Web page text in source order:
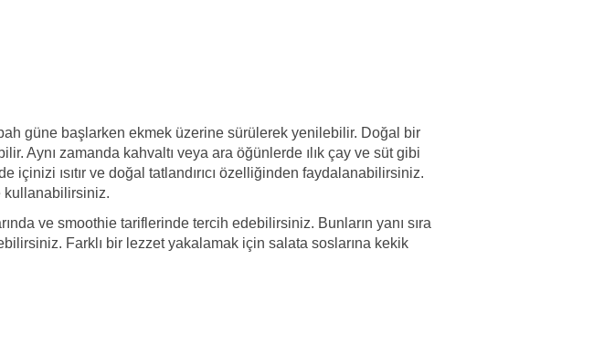
güne başlarken ekmek üzerine sürülerek yenilebilir. Doğal bir
Aynı zamanda kahvaltı veya ara öğünlerde ılık çay ve süt gibi
ısıtır ve doğal tatlandırıcı özelliğinden faydalanabilirsiniz.
kullanabilirsiniz.
ve smoothie tariflerinde tercih edebilirsiniz. Bunların yanı sıra
Farklı bir lezzet yakalamak için salata soslarına kekik